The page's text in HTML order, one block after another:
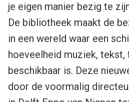
je eigen manier bezig te
De bibliotheek maakt de
in een wereld waar een
hoeveelheid muziek, tekst,
beschikbaar is. Deze
door de voormalig